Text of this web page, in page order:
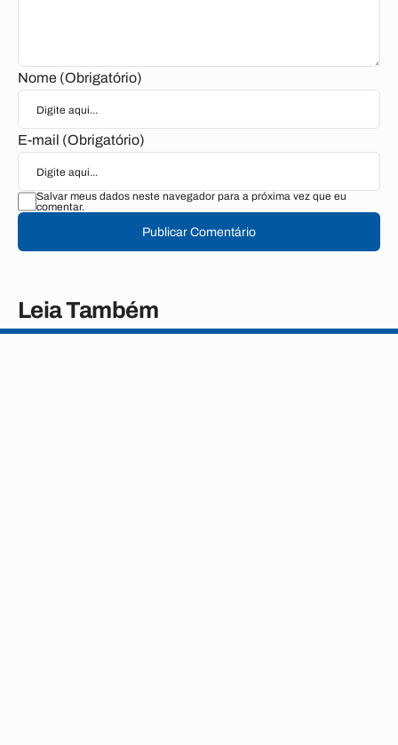
Nome (Obrigatório)
E-mail (Obrigatório)
Salvar meus dados neste navegador para a próxima vez que eu
comentar.
Publicar Comentário
Leia Também